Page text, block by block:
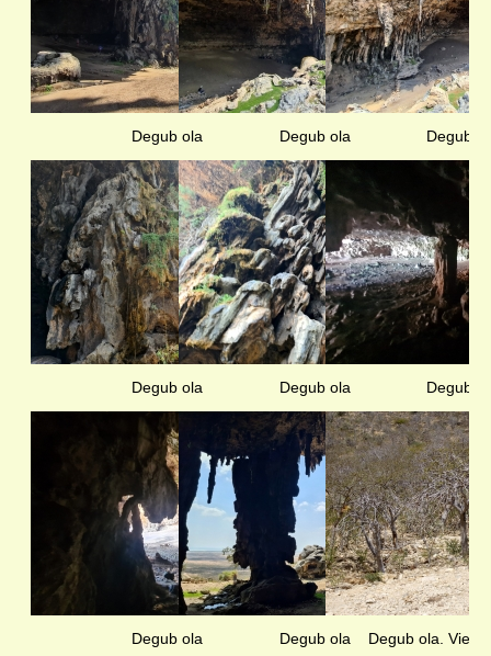
Degub ola Degub ola Degub
Degub ola Degub ola Degub
Degub ola Degub ola Degub ola.